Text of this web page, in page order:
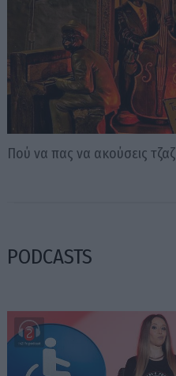
Πού να πας να ακούσεις τζαζ
PODCASTS